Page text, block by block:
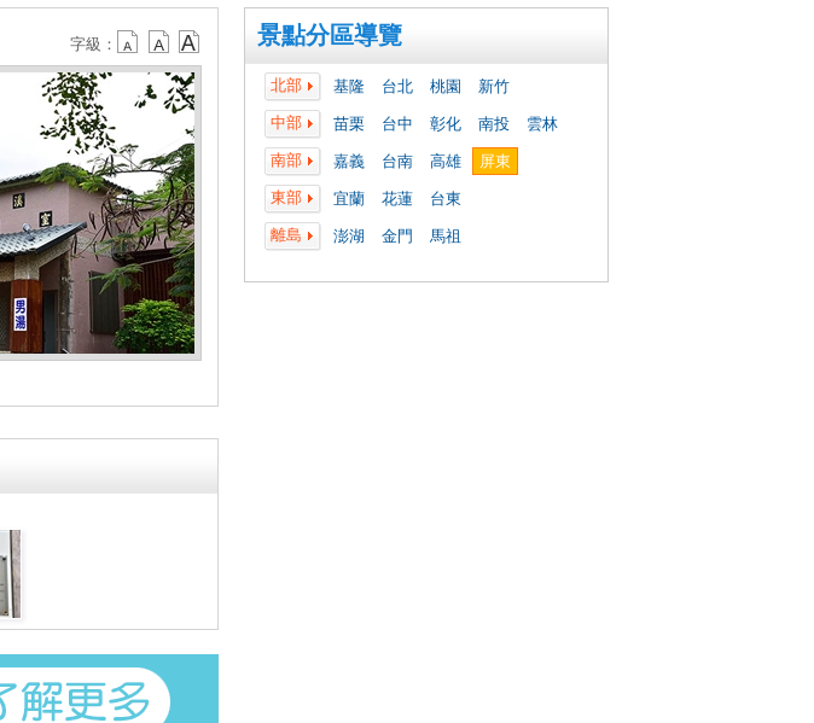
景點分區導覽
北部 基隆 台北 桃園
新竹
中部
苗栗 台中 彰化 南投
雲林
南部
嘉義 台南 高雄
屏東
東部
宜蘭 花蓮
台東
離島
澎湖 金門 馬祖
字級：